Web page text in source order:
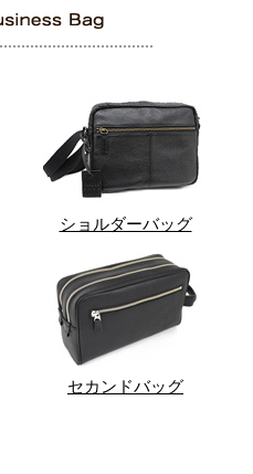
ショルダーバッグ
セカンドバッグ